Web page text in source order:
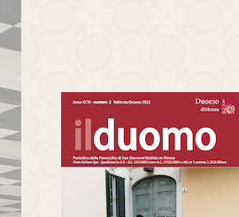
annata 2011
annata 2010
annata 2009